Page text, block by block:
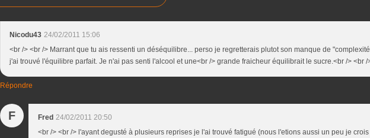
Nicodu43 24/02/2011 15:06
<br /> <br /> Marrant que tu ais ressenti un déséquilibre... perso je regretterais plutot son manque de
j'ai trouvé l'équilibre parfait. Je n'ai pas senti l'alcool et une<br /> grande fraicheur équilibrait le sucre.<br /> <br /
Répondre
F Fred 24/02/2011 20:50
<br /> <br /> l'ayant degusté à plusieurs reprises je l'ai trouvé fatigué (nous l'etions aussi un peu je